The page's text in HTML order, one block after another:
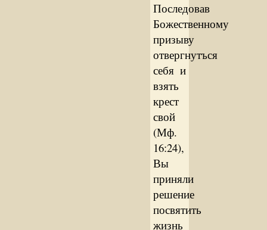
Последовав
Божественному
призыву
отвергнутъся
себя и
взять
крест
свой
(Мф.
16:24),
Вы
приняли
решение
посвятить
жизнь